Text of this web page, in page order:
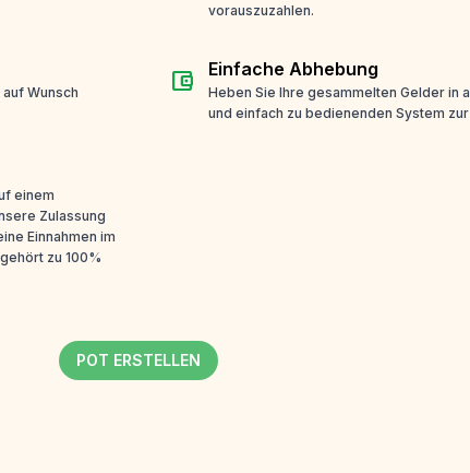
vorauszuzahlen.
Wunsch
account_balance_wallet Einfache Abhebung
Heben Sie Ihre gesammelten Gelder in
und einfach zu bedienenden System
einem
Zulassung
Einnahmen im
zu 100%
POT ERSTELLEN